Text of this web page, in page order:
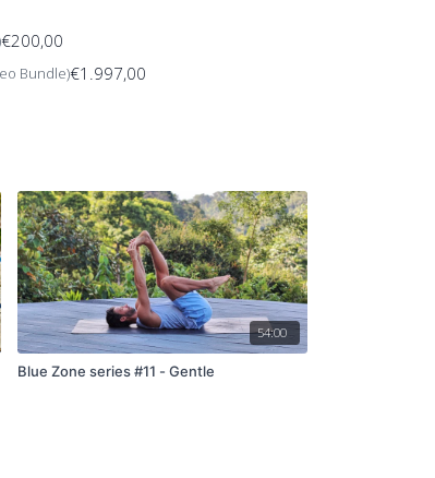
€200,00
Bundle)€1.997,00
54:00
Blue Zone series #11 - Gentle